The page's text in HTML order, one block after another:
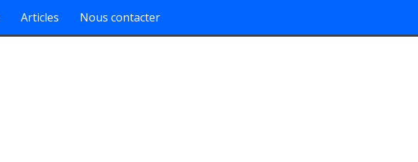
Articles Nous contacter